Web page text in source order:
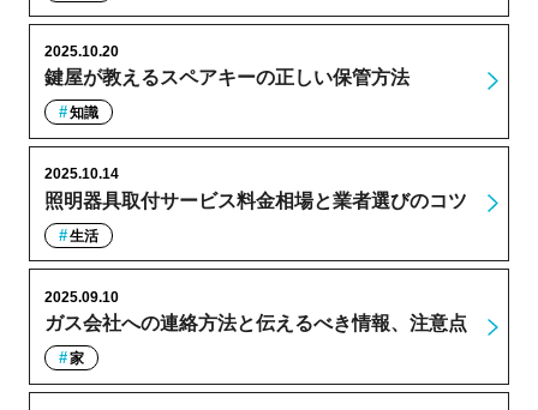
鍵屋が教えるスペアキーの正しい保管方法
2025.10.20
知識
照明器具取付サービス料金相場と業者選びのコツ
2025.10.14
生活
ガス会社への連絡方法と伝えるべき情報、注意点
2025.09.10
家